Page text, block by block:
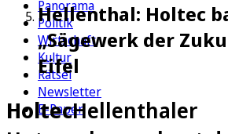
Panorama
Politik
Wirtschaft
Kultur
Rätsel
Newsletter
E-Paper
Hellenthal: Holtec
„Sägewerk der
Eifel
HoltecHellenthaler